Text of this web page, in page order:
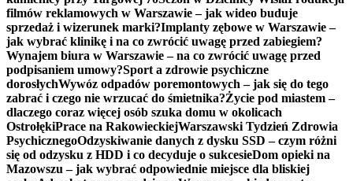
filmów reklamowych w Warszawie – jak wideo buduje
sprzedaż i wizerunek marki?Implanty zębowe w Warszawie –
jak wybrać klinikę i na co zwrócić uwagę przed zabiegiem?
Wynajem biura w Warszawie – na co zwrócić uwagę przed
podpisaniem umowy?Sport a zdrowie psychiczne
dorosłychWywóz odpadów poremontowych – jak się do tego
zabrać i czego nie wrzucać do śmietnika?Życie pod miastem –
dlaczego coraz więcej osób szuka domu w okolicach
OstrołękiPrace na RakowieckiejWarszawski Tydzień Zdrowia
PsychicznegoOdzyskiwanie danych z dysku SSD – czym różni
się od odzysku z HDD i co decyduje o sukcesieDom opieki na
Mazowszu – jak wybrać odpowiednie miejsce dla bliskiej